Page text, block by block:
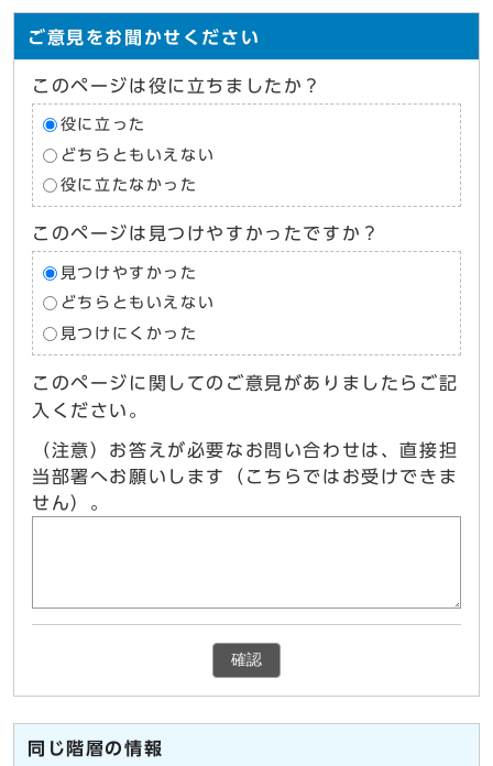
ご意見をお聞かせください
このページは役に立ちましたか？
役に立った
どちらともいえない
役に立たなかった
このページは見つけやすかったですか？
見つけやすかった
どちらともいえない
見つけにくかった
このページに関してのご意見がありましたらご記
入ください。
（注意）お答えが必要なお問い合わせは、直接担
当部署へお願いします（こちらではお受けできま
せん）。
確認
同じ階層の情報